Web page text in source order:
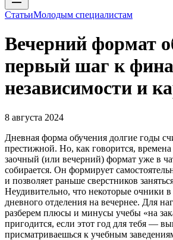
СтатьиМолодым специалистам
Вечерний формат
первый шаг к
независимости и
8 августа 2024
Дневная форма обучения долгие годы
престижной. Но, как говорится,
заочный (или вечерний) формат уже в
собирается. Он формирует
и позволяет раньше сверстников
Неудивительно, что некоторые очники в
дневного отделения на вечернее. Для
разберем плюсы и минусы учебы «на
пригодится, если этот год для тебя —
присматриваешься к учебным